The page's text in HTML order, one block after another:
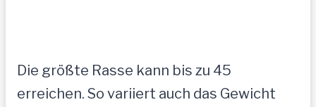
Die größte Rasse kann bis zu 45
erreichen. So variiert auch das Gewicht